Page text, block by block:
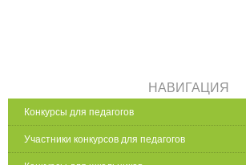
НАВИГАЦИЯ
Конкурсы для педагогов
Участники конкурсов для педагогов